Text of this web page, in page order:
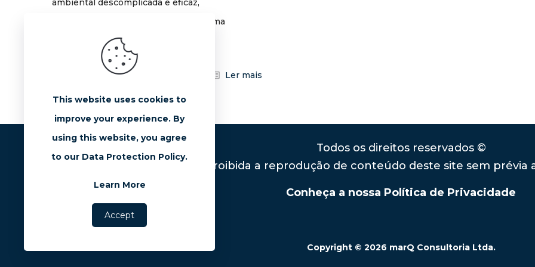
ambiental descomplicada e eficaz,
apresentamos o marQ Compliance, uma
solução digital que redefine
Ler mais
Todos os direitos reservados ©
Proibida a reprodução de conteúdo deste site sem prévia
Conheça a nossa Política de Privacidade
Copyright © 2026 marQ Consultoria Ltda.
This website uses cookies to
improve your experience. By
using this website, you agree
to our Data Protection Policy.
Learn More
Accept